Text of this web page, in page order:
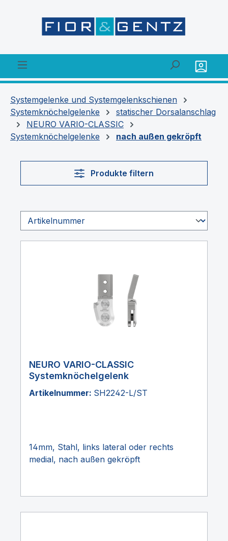
Systemgelenke und Systemgelenkschienen
Systemknöchelgelenke
statischer Dorsalanschlag
NEURO VARIO-CLASSIC
Systemknöchelgelenke
nach außen gekröpft
Produkte filtern
NEURO VARIO-CLASSIC
Systemknöchelgelenk
Artikelnummer: SH2242-L/ST
14mm, Stahl, links lateral oder rechts
medial, nach außen gekröpft